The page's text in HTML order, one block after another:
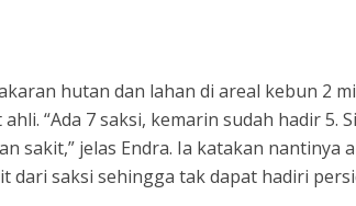
hutan dan lahan di areal kebun 2
“Ada 7 saksi, kemarin sudah hadir 5.
sakit,” jelas Endra. Ia katakan nantinya
saksi sehingga tak dapat hadiri